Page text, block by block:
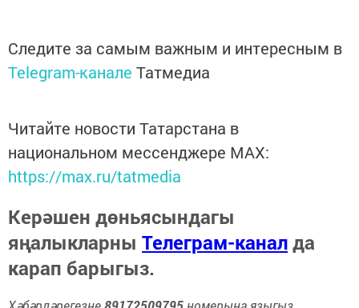
Следите за самым важным и интересным в
Telegram-канале Татмедиа
Читайте новости Татарстана в
национальном мессенджере MАХ:
https://max.ru/tatmedia
Керәшен дөньясындагы
яңалыкларны Телеграм-каналда
карап барыгыз.